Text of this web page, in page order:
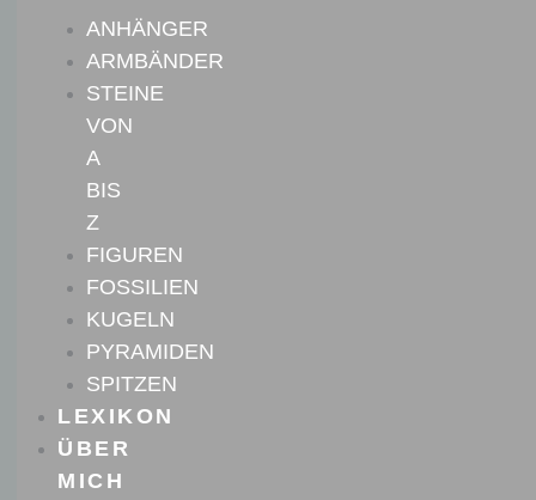
ANHÄNGER
ARMBÄNDER
STEINE
VON
A
BIS
Z
FIGUREN
FOSSILIEN
KUGELN
PYRAMIDEN
SPITZEN
LEXIKON
ÜBER
MICH